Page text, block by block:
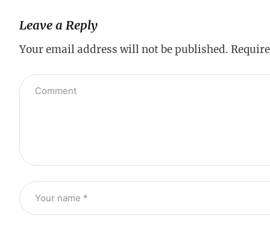
Leave a Reply
Your email address will not be published.